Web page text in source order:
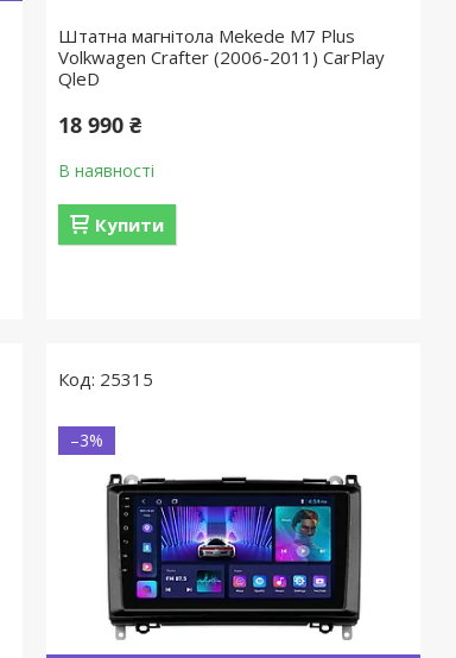
Штатна магнітола Mekede M7 Plus
Volkwagen Crafter (2006-2011) CarPlay
QleD
18 990 ₴
В наявності
Купити
25315
–3%